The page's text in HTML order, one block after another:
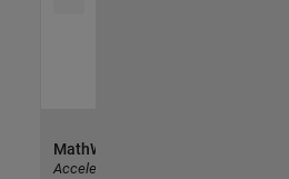
MathWorks
Accelerating